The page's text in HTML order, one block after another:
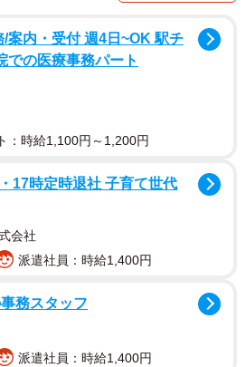
/案内・受付 週4日~OK 駅チ
での医療事務パート
：時給1,100円～1,200円
17時定時退社 子育て世代
会社
派遣社員：時給1,400円
務スタッフ
派遣社員：時給1,400円